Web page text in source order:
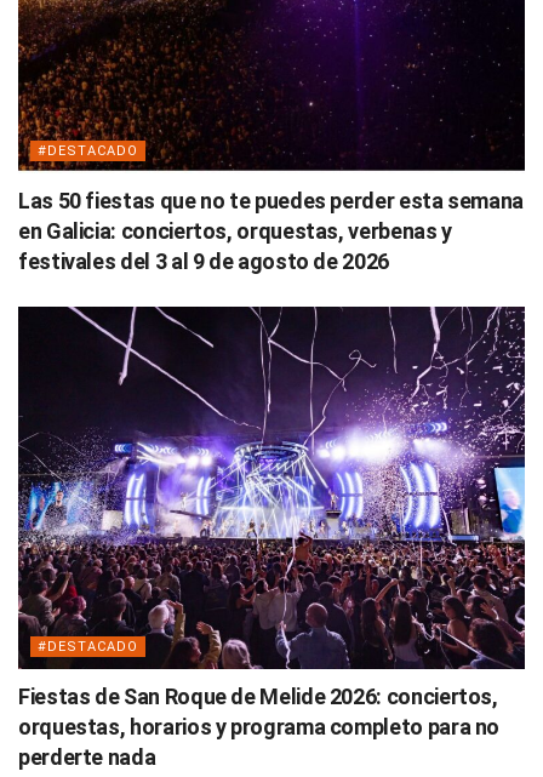
#DESTACADO
Las 50 fiestas que no te puedes perder esta semana
en Galicia: conciertos, orquestas, verbenas y
festivales del 3 al 9 de agosto de 2026
#DESTACADO
Fiestas de San Roque de Melide 2026: conciertos,
orquestas, horarios y programa completo para no
perderte nada